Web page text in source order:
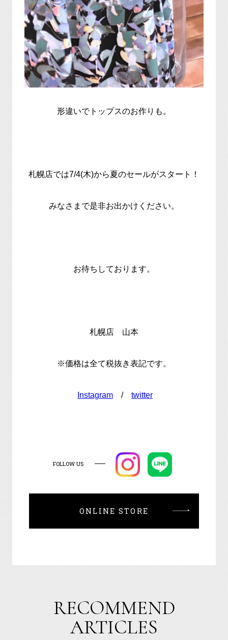
形違いでトップスのお作りも。
札幌店では7/4(木)から夏のセールがスタート！
みなさまで是非お出かけください。
お待ちしております。
札幌店 山本
※価格は全て税抜き表記です。
Instagram/ twitter
FOLLOW US
ONLINE STORE
RECOMMEND
ARTICLES